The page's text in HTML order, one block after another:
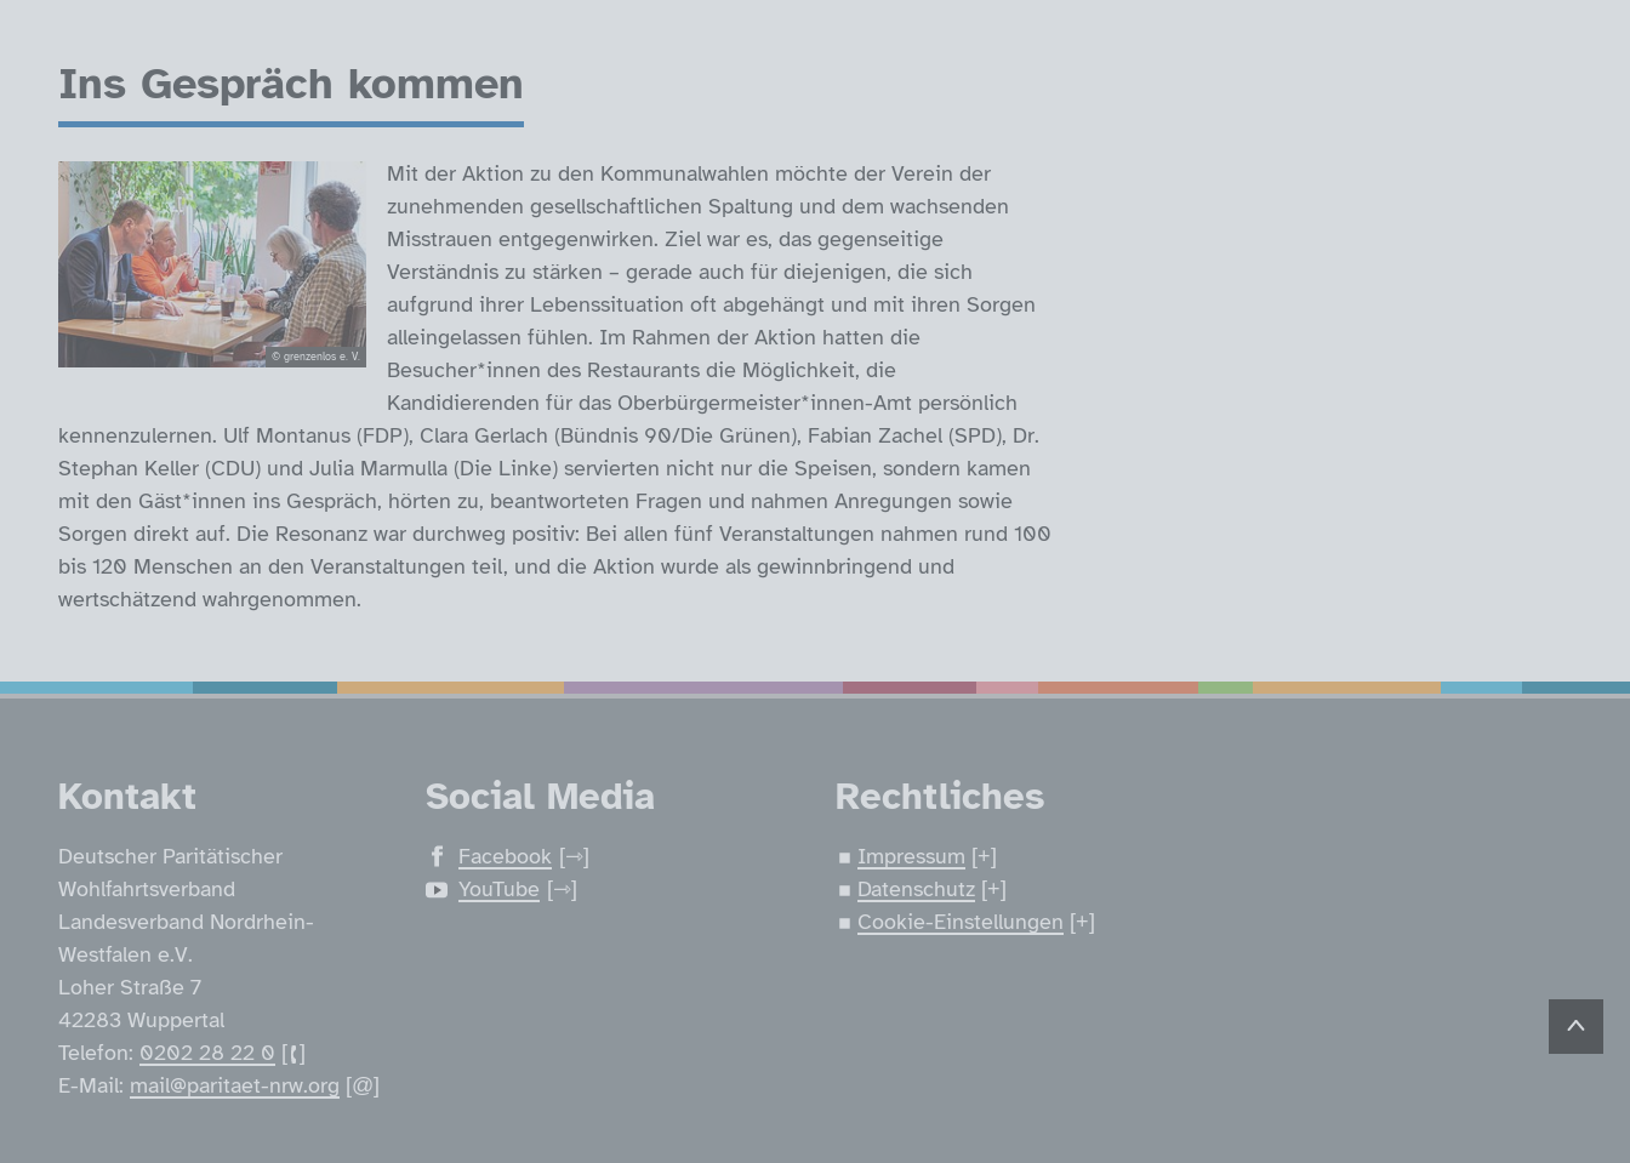
Ins Gespräch kommen
© grenzenlos e. V.
Mit der Aktion zu den Kommunalwahlen möchte der Verein der
zunehmenden gesellschaftlichen Spaltung und dem wachsenden
Misstrauen entgegenwirken. Ziel war es, das gegenseitige
Verständnis zu stärken – gerade auch für diejenigen, die sich
aufgrund ihrer Lebenssituation oft abgehängt und mit ihren Sorgen
alleingelassen fühlen. Im Rahmen der Aktion hatten die
Besucher*innen des Restaurants die Möglichkeit, die
Kandidierenden für das Oberbürgermeister*innen-Amt persönlich
kennenzulernen. Ulf Montanus (FDP), Clara Gerlach (Bündnis 90/Die Grünen), Fabian Zachel (SPD), Dr.
Stephan Keller (CDU) und Julia Marmulla (Die Linke) servierten nicht nur die Speisen, sondern kamen
mit den Gäst*innen ins Gespräch, hörten zu, beantworteten Fragen und nahmen Anregungen sowie
Sorgen direkt auf. Die Resonanz war durchweg positiv: Bei allen fünf Veranstaltungen nahmen rund 100
bis 120 Menschen an den Veranstaltungen teil, und die Aktion wurde als gewinnbringend und
wertschätzend wahrgenommen.
Service Informationen
Kontakt
Deutscher Paritätischer
Wohlfahrtsverband
Landesverband Nordrhein-
Westfalen e.V.
Loher Straße 7
42283 Wuppertal
Telefon: 0202 28 22 0
E-Mail: mail@paritaet-nrw.org
Social Media
Facebook
YouTube
Rechtliches
Impressum
Datenschutz
Cookie-Einstellungen